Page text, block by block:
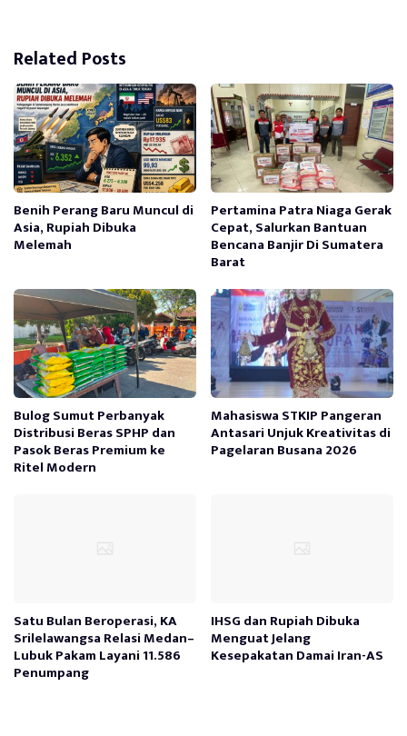
Related Posts
Benih Perang Baru Muncul di
Asia, Rupiah Dibuka
Melemah
Pertamina Patra Niaga Gerak
Cepat, Salurkan Bantuan
Bencana Banjir Di Sumatera
Barat
Bulog Sumut Perbanyak
Distribusi Beras SPHP dan
Pasok Beras Premium ke
Ritel Modern
Mahasiswa STKIP Pangeran
Antasari Unjuk Kreativitas di
Pagelaran Busana 2026
Satu Bulan Beroperasi, KA
Srilelawangsa Relasi Medan–
Lubuk Pakam Layani 11.586
Penumpang
IHSG dan Rupiah Dibuka
Menguat Jelang
Kesepakatan Damai Iran-AS